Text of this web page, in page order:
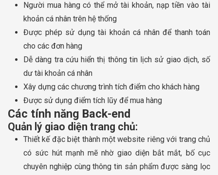
Người mua hàng có thể mở tài khoản, nạp tiền vào tài
khoản cá nhân trên hệ thống
Được phép sử dụng tài khoản cá nhân để thanh toán
cho các đơn hàng
Dễ dàng tra cứu hiển thị thông tin lịch sử giao dịch, số
dư tài khoản cá nhân
Xây dựng các chương trình tích điểm cho khách hàng
Được sử dụng điểm tích lũy để mua hàng
Các tính năng Back-end
Quản lý giao diện trang chủ:
Thiết kế đặc biệt thành một website riêng với trang chủ
có sức hút mạnh mẽ nhờ giao diện bắt mắt, bố cục
chuyên nghiệp cùng thông tin sản phẩm được sàng lọc